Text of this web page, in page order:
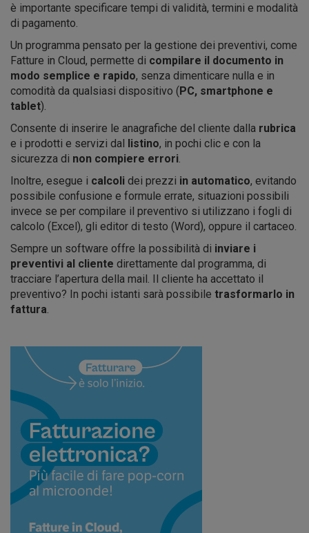
è importante specificare tempi di validità, termini e modalità
di pagamento.
Un programma pensato per la gestione dei preventivi, come
Fatture in Cloud, permette di compilare il documento in
modo semplice e rapido, senza dimenticare nulla e in
comodità da qualsiasi dispositivo (PC, smartphone e
tablet).
Consente di inserire le anagrafiche del cliente dalla rubrica
e i prodotti e servizi dal listino, in pochi clic e con la
sicurezza di non compiere errori
Inoltre, esegue i calcoli dei prezzi in automatico, evitando
possibile confusione e formule errate, situazioni possibili
invece se per compilare il preventivo si utilizzano i fogli di
calcolo (Excel), gli editor di testo (Word), oppure il cartaceo.
Sempre un software offre la possibilità di inviare i
preventivi al cliente direttamente dal programma, di
tracciare l’apertura della mail. Il cliente ha accettato il
preventivo? In pochi istanti sarà possibile trasformarlo in
fattura